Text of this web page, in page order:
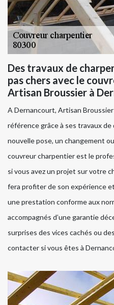
Des travaux de
pas chers avec le
Artisan Broussier à
A Dernancourt, Artisan
référence grâce à ses travaux
nouvelle pose, un changement
couvreur charpentier est le
si vous avez un projet sur votre
fera profiter de son expérience
une prestation conforme aux
accompagnés d’une garantie
surprises des vices cachés ou
contacter si vous êtes à